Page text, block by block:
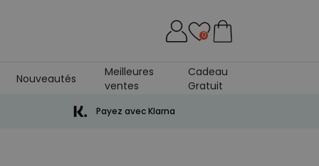
0
Nouveautés
Meilleures
ventes
Cadeau
Gratuit
Payez avec Klarna